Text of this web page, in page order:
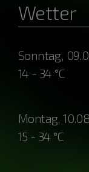
Wetter
Sonntag,
14 - 34 °C
Montag,
15 - 34 °C